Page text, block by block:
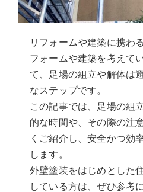
リフォームや建築に携わ
フォームや建築を考えて
て、足場の組立や解体は
なステップです。
この記事では、足場の組
的な時間や、その際の注
くご紹介し、安全かつ効
します。
外壁塗装をはじめとした
している方は、ぜひ参考